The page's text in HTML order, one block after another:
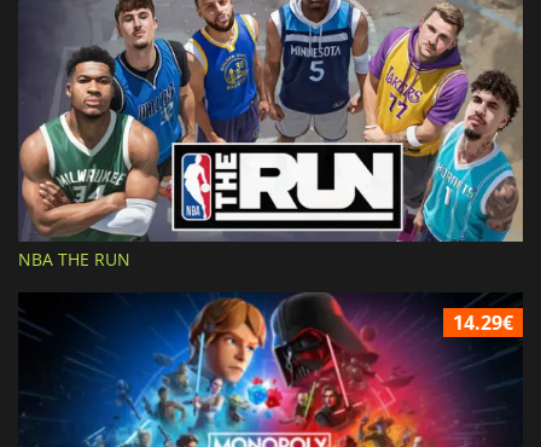
NBA THE RUN
14.29€